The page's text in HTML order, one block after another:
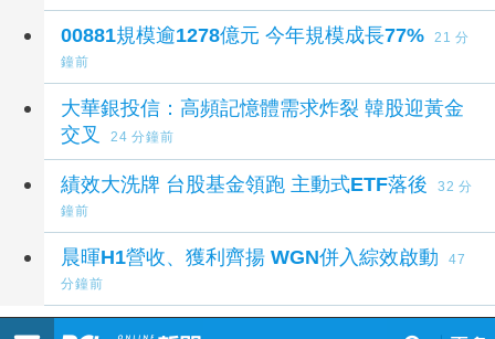
00881規模逾1278億元 今年規模成長77%
21 分
鐘前
大華銀投信：高頻記憶體需求炸裂 韓股迎黃金
交叉
24 分鐘前
績效大洗牌 台股基金領跑 主動式ETF落後
32 分
鐘前
晨暉H1營收、獲利齊揚 WGN併入綜效啟動
47
分鐘前